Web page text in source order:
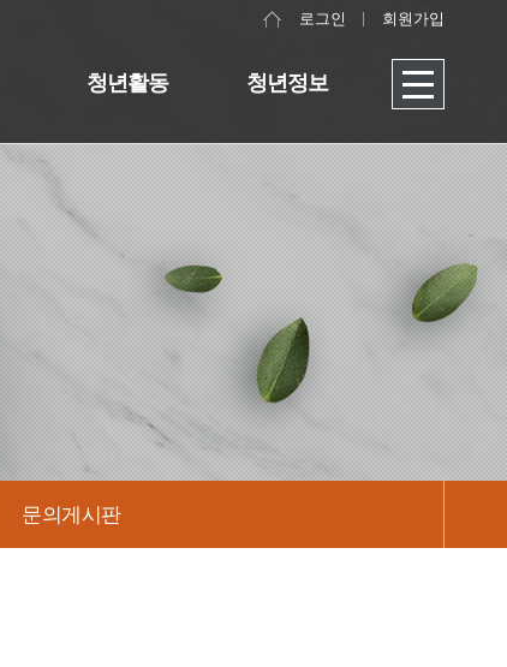
로그인 회원가입
청년활동 청년정보
문의게시판